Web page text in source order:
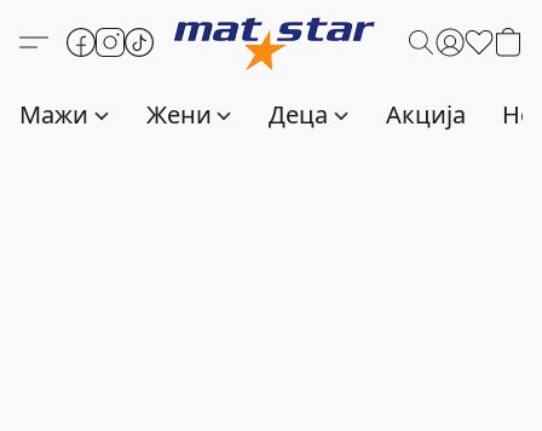
Мажи Жени Деца Акција